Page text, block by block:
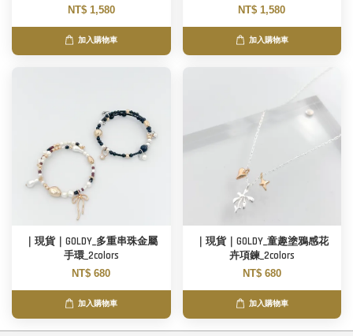
NT$ 1,580
加入購物車
NT$ 1,580
加入購物車
｜現貨｜GOLDY_多重串珠金屬
手環_2colors
NT$ 680
加入購物車
｜現貨｜GOLDY_童趣塗鴉感花
卉項鍊_2colors
NT$ 680
加入購物車